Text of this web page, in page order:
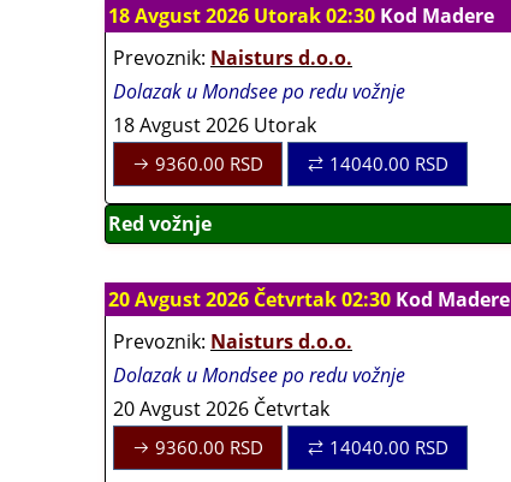
18 Avgust 2026 Utorak 02:30 Kod Madere
Prevoznik: Naisturs d.o.o.
Dolazak u Mondsee po redu vožnje
18 Avgust 2026 Utorak
9360.00 RSD 14040.00 RSD
Red vožnje
20 Avgust 2026 Četvrtak 02:30 Kod Madere
Prevoznik: Naisturs d.o.o.
Dolazak u Mondsee po redu vožnje
20 Avgust 2026 Četvrtak
9360.00 RSD 14040.00 RSD